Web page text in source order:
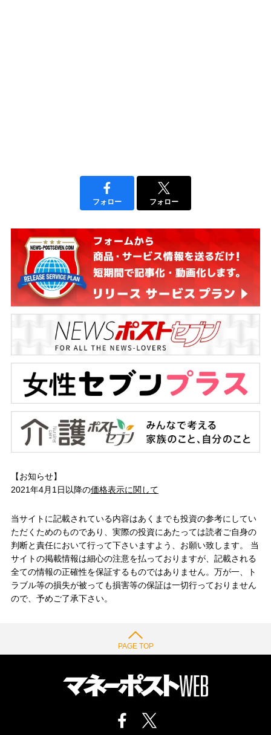
フォロー フォロー
【お知らせ】
2021年4月1日以降の価格表示に関して
当サイトに記載されている内容はあくまでも投資の参考にしてい
ただくためのものであり、実際の投資にあたっては読者ご自身の
判断と責任において行って下さいますよう、お願い致します。 当
サイトの掲載情報は細心の注意を払っておりますが、記載される
全ての情報の正確性を保証するものではありません。万が一、ト
ラブル等の損失が被っても損害等の保証は一切行っておりません
ので、予めご了承下さい。
PAGE TOP